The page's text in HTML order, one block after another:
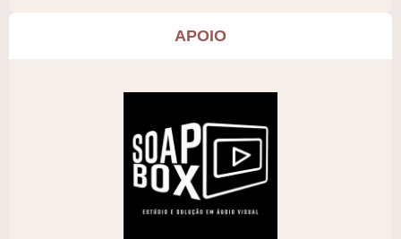
APOIO